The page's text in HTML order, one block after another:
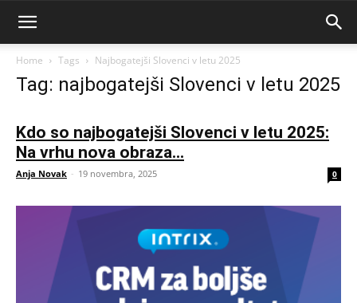
Home Tags Najbogatejši Slovenci v letu 2025
Tag: najbogatejši Slovenci v letu 2025
Kdo so najbogatejši Slovenci v letu 2025:
Na vrhu nova obraza...
Anja Novak - 19 novembra, 2025 0